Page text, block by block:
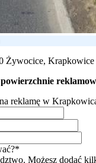
Żywocice, Krapkowice
reklamę w
Możesz dodać